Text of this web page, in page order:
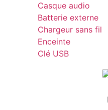
Casque audio
Batterie externe
Chargeur sans fil
Enceinte
Clé USB